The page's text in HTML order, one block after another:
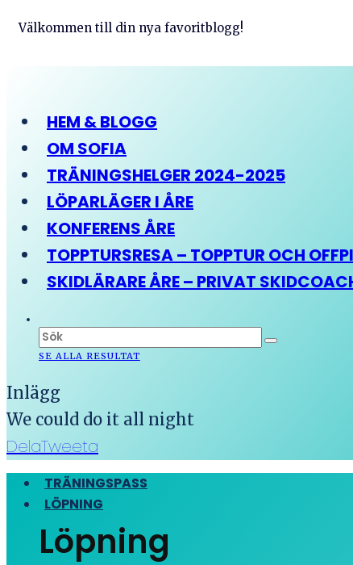
Välkommen till din nya favoritblogg!
HEM & BLOGG
OM SOFIA
TRÄNINGSHELGER 2024-2025
LÖPARLÄGER I ÅRE
KONFERENS ÅRE
TOPPTURSRESA – TOPPTUR OCH
SKIDLÄRARE ÅRE – PRIVAT
SE ALLA RESULTAT
Inlägg
We could do it all night
DelaTweeta
TRÄNINGSPASS
LÖPNING
Löpning